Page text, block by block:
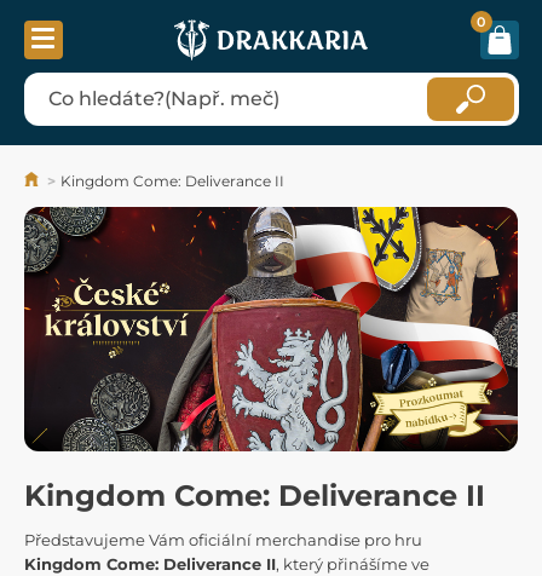
0
Kingdom Come: Deliverance II
Kingdom Come: Deliverance II
Představujeme Vám oficiální merchandise pro hru
Kingdom Come: Deliverance II, který přinášíme ve